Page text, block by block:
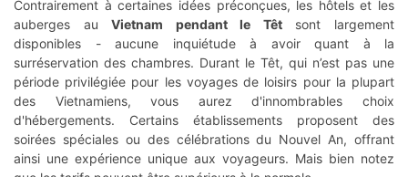
Contrairement à certaines idées préconçues, les hôtels et les
auberges auVietnam pendant le Têtsont largement
disponibles - aucune inquiétude à avoir quant à la
surréservation des chambres. Durant le Têt, qui n’est pas une
période privilégiée pour les voyages de loisirs pour la plupart
des Vietnamiens, vous aurez d'innombrables choix
d'hébergements. Certains établissements proposent des
soirées spéciales ou des célébrations du Nouvel An, offrant
ainsi une expérience unique aux voyageurs. Mais bien notez